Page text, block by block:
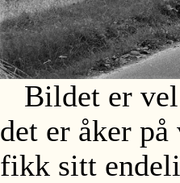
Bildet er vel
det er åker
fikk sitt